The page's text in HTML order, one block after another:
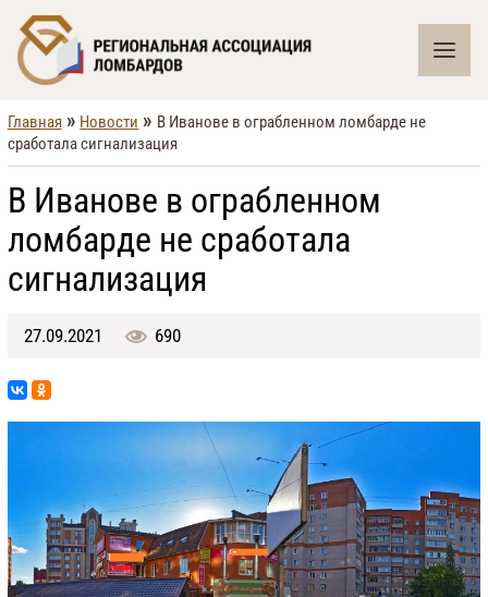
Главная » Новости » В Иванове в ограбленном ломбарде не
сработала сигнализация
В Иванове в ограбленном
ломбарде не сработала
сигнализация
27.09.2021 690